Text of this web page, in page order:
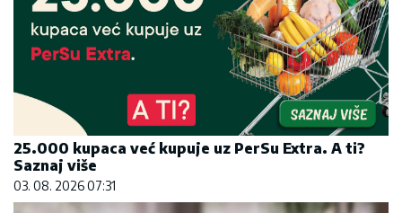
25.000 kupaca već kupuje uz PerSu Extra. A ti?
Saznaj više
03. 08. 2026 07:31